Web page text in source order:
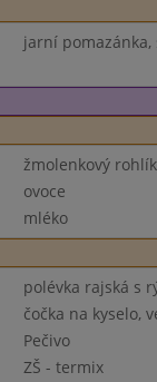
jarní
žmolenkový rohlík
ovoce
mléko
polévka rajská s
čočka na kyselo,
Pečivo
ZŠ - termix